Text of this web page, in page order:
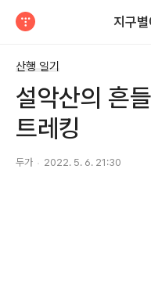
지구별
산행 일기
설악산의 흔
트레킹
두가 2022. 5. 6. 21:30